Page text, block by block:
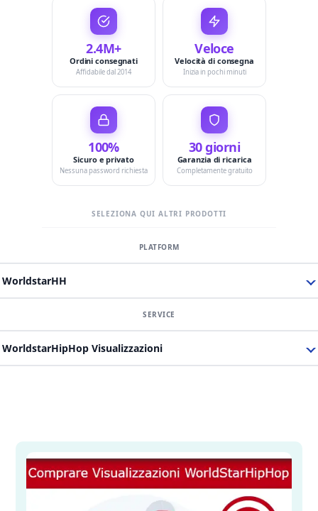
2.4M+
Ordini consegnati
Affidabile dal 2014
Veloce
Velocità di consegna
Inizia in pochi minuti
100%
Sicuro e privato
Nessuna password richiesta
30 giorni
Garanzia di ricarica
Completamente gratuito
SELEZIONA QUI ALTRI PRODOTTI
WorldstarHH
WorldstarHipHop Visualizzazioni